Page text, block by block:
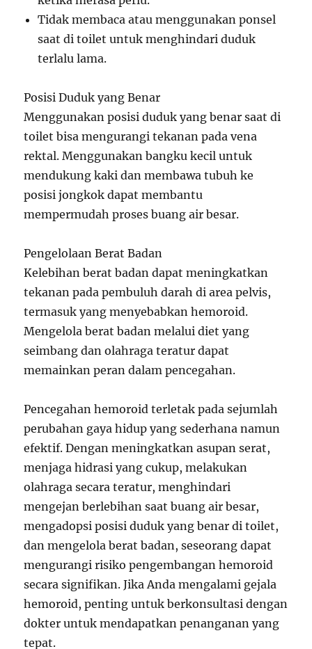
Tidak membaca atau menggunakan ponsel
saat di toilet untuk menghindari duduk
terlalu lama.
Posisi Duduk yang Benar
Menggunakan posisi duduk yang benar saat di
toilet bisa mengurangi tekanan pada vena
rektal. Menggunakan bangku kecil untuk
mendukung kaki dan membawa tubuh ke
posisi jongkok dapat membantu
mempermudah proses buang air besar.
Pengelolaan Berat Badan
Kelebihan berat badan dapat meningkatkan
tekanan pada pembuluh darah di area pelvis,
termasuk yang menyebabkan hemoroid.
Mengelola berat badan melalui diet yang
seimbang dan olahraga teratur dapat
memainkan peran dalam pencegahan.
Pencegahan hemoroid terletak pada sejumlah
perubahan gaya hidup yang sederhana namun
efektif. Dengan meningkatkan asupan serat,
menjaga hidrasi yang cukup, melakukan
olahraga secara teratur, menghindari
mengejan berlebihan saat buang air besar,
mengadopsi posisi duduk yang benar di toilet,
dan mengelola berat badan, seseorang dapat
mengurangi risiko pengembangan hemoroid
secara signifikan. Jika Anda mengalami gejala
hemoroid, penting untuk berkonsultasi dengan
dokter untuk mendapatkan penanganan yang
tepat.